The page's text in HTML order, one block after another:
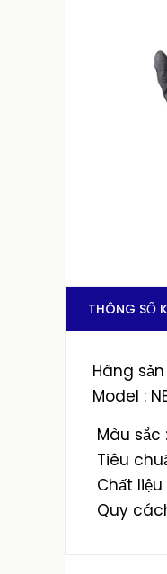
THÔNG SỐ
Hãng
Model :
Màu sắc
Tiêu
Chất
Quy